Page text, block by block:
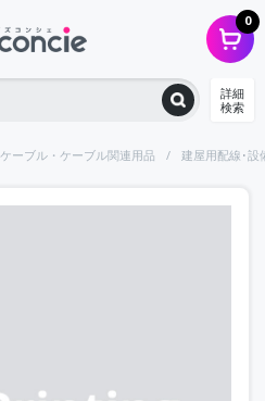
0
詳細
検索
ケーブル・ケーブル関連用品 建屋用配線･設